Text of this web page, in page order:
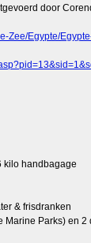
door
Zee/Egypte/
kilo handbagage
& frisdranken
Parks) en 2